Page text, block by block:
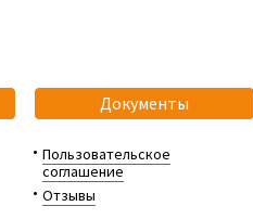
Документы
Пользовательское
соглашение
Отзывы